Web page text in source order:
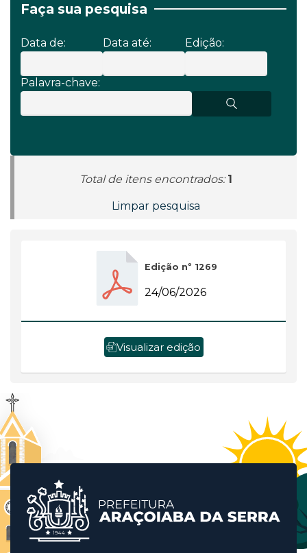
Faça sua pesquisa
Data de: Data até: Edição:
Palavra-chave:
Total de itens encontrados: 1
Limpar pesquisa
Edição nº 1269
24/06/2026
Visualizar edição